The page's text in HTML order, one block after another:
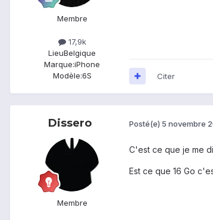
Membre
17,9k
LieuBelgique
Marque:iPhone
Modèle:6S Citer
Dissero
Membre
Posté(e) 5 novembre
C'est ce que je me
Est ce que 16 Go